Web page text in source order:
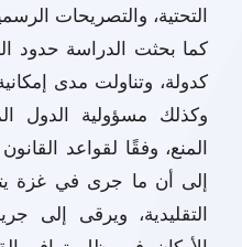
التحتية، والتصريحات
كما بحثت الدراسة حدود
كدولة، وتناولت مدى
وكذلك مسؤولية الدول
المنع، وفقًا لقواعد
إلى أن ما جرى في غزة
التقليدية، ويرقى إلى